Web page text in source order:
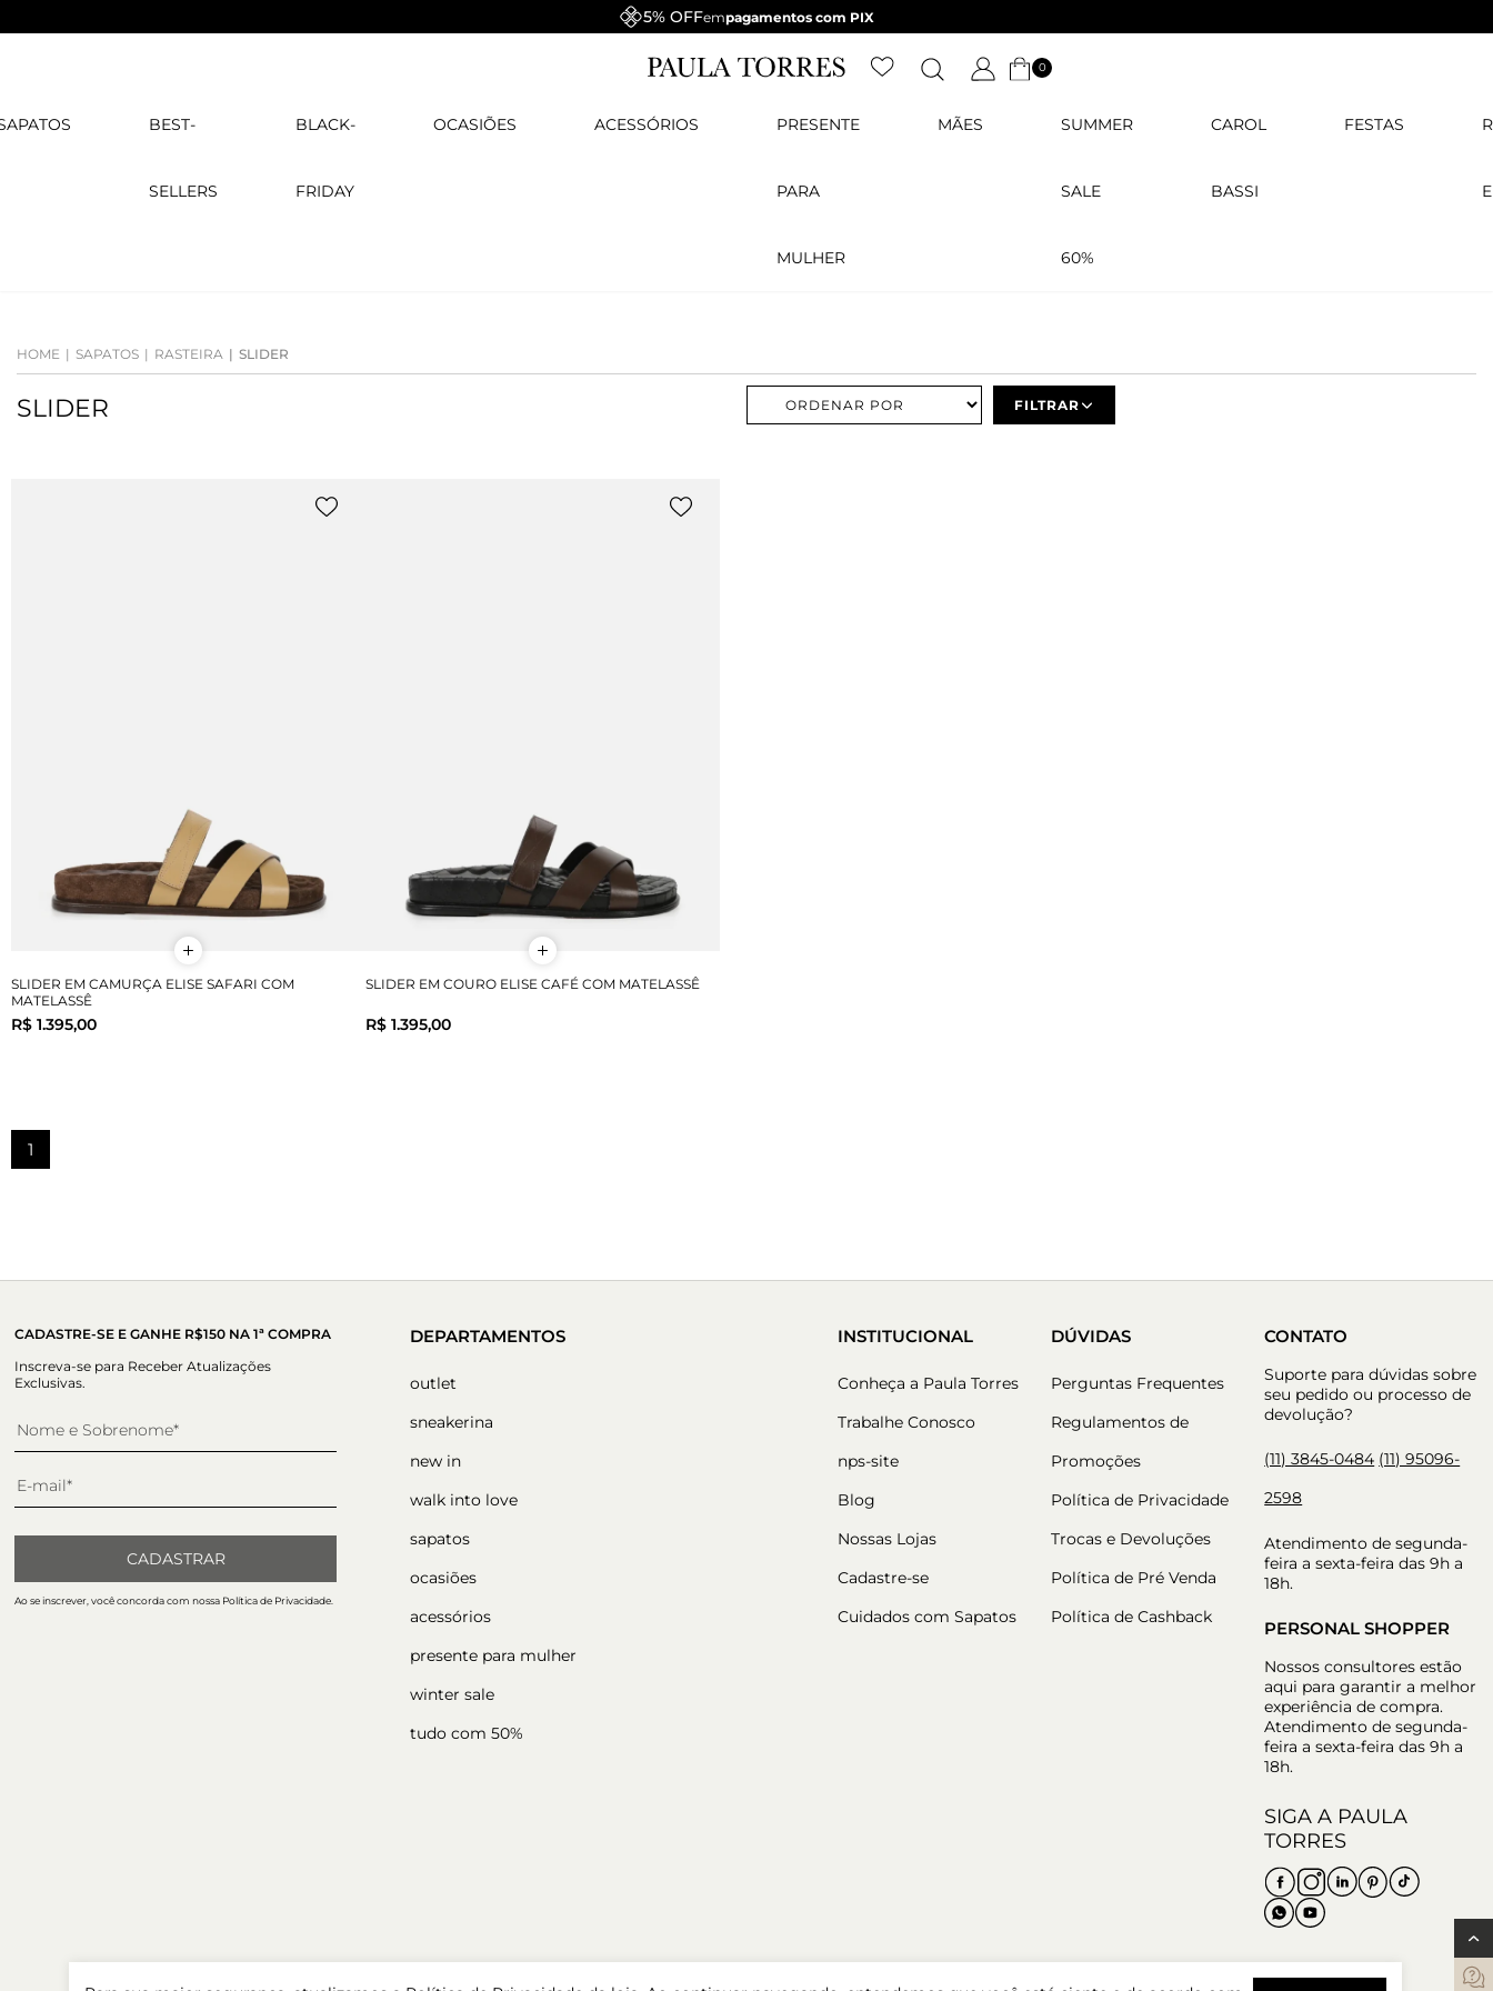
5% OFFempagamentos com PIX
0
BEST-
SELLERS
BLACK-
FRIDAY
OCASIÕES ACESSÓRIOS PRESENTE
PARA
MULHER
MÃES SUMMER
SALE
60%
CAROL
BASSI
FESTAS
HOME SAPATOS RASTEIRA SLIDER
SLIDER FILTRAR
SLIDER EM CAMURÇA ELISE SAFARI COM
MATELASSÊ
R$ 1.395,00
SLIDER EM COURO ELISE CAFÉ COM MATELASSÊ
R$ 1.395,00
1
CADASTRE-SE E GANHE R$150 NA 1ª COMPRA
Inscreva-se para Receber Atualizações
Exclusivas.
CADASTRAR
Ao se inscrever, você concorda com nossa Política de Privacidade.
DEPARTAMENTOS
outlet
sneakerina
new in
walk into love
sapatos
ocasiões
acessórios
presente para mulher
winter sale
tudo com 50%
INSTITUCIONAL
Conheça a Paula Torres
Trabalhe Conosco
nps-site
Blog
Nossas Lojas
Cadastre-se
Cuidados com Sapatos
DÚVIDAS
Perguntas Frequentes
Regulamentos de
Promoções
Política de Privacidade
Trocas e Devoluções
Política de Pré Venda
Política de Cashback
CONTATO
Suporte para dúvidas sobre
seu pedido ou processo de
devolução?
(11) 3845-0484 (11) 95096-
2598
Atendimento de segunda-
feira a sexta-feira das 9h a
18h.
PERSONAL SHOPPER
Nossos consultores estão
aqui para garantir a melhor
experiência de compra.
Atendimento de segunda-
feira a sexta-feira das 9h a
18h.